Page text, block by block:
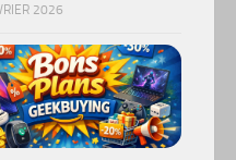
2026